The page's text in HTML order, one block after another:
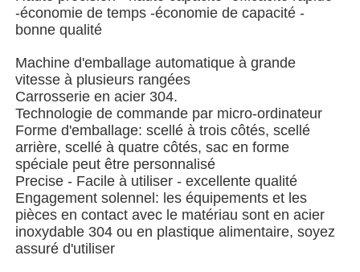
Machine à emballer à plusieurs voies
Machine déshydratante de machine à mettre sous
Machine à compter les cartes
Machines d'emballage
machine à cartonner
-économie de temps -économie de capacité -
bonne qualité
Machine d'emballage automatique à grande
vitesse à plusieurs rangées
Carrosserie en acier 304.
Technologie de commande par micro-ordinateur
Forme d'emballage: scellé à trois côtés, scellé
arrière, scellé à quatre côtés, sac en forme
spéciale peut être personnalisé
Precise - Facile à utiliser - excellente qualité
Engagement solennel: les équipements et les
pièces en contact avec le matériau sont en acier
inoxydable 304 ou en plastique alimentaire, soyez
assuré d'utiliser